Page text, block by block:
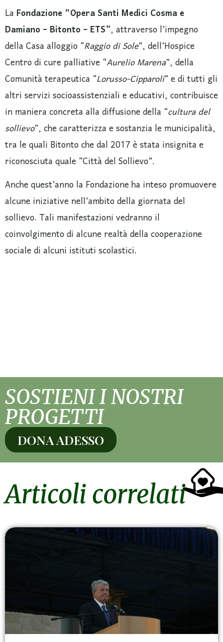
LaFondazione “Opera Santi Medici Cosma e
Damiano – Bitonto – ETS”, attraverso l’impegno
della Casa alloggio “Raggio di Sole”, dell’Hospice
Centro di cure palliative “Aurelio Marena”, della
Comunità terapeutica “Lorusso-Cipparoli” e di tutti gli
altri servizi socioassistenziali e educativi, contribuisce
in maniera concreta alla diffusione della “cultura del
sollievo”, che caratterizza e sostanzia le municipalità,
tra le quali Bitonto che dal 2017 è stata insignita e
riconosciuta quale “Città del Sollievo”.
Anche quest’anno la Fondazione ha inteso promuovere
alcune iniziative nell’ambito della giornata del
sollievo. Tali manifestazioni vedranno il
coinvolgimento di alcune realtà della cooperazione
sociale di alcuni istituti scolastici.
SOSTIENI I NOSTRI
PROGETTI
DONA ADESSO
Articoli correlati